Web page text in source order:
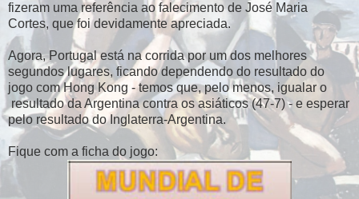
fizeram uma referência ao falecimento de José Maria
Cortes, que foi devidamente apreciada.
Agora, Portugal está na corrida por um dos melhores
segundos lugares, ficando dependendo do resultado do
jogo com Hong Kong - temos que, pelo menos, igualar o
resultado da Argentina contra os asiáticos (47-7) - e esperar
pelo resultado do Inglaterra-Argentina.
Fique com a ficha do jogo: